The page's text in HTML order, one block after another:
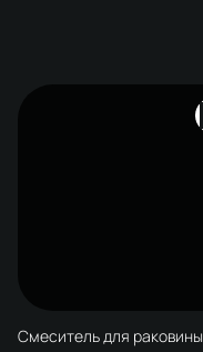
Смеситель для раковины